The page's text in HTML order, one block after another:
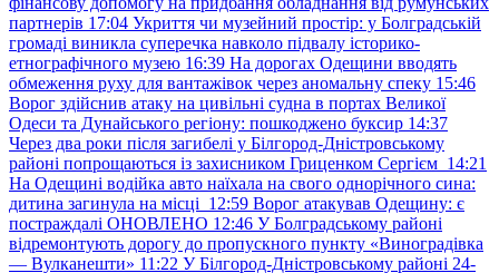
партнерів 17:04 Укриття чи музейний простір: у Болградській
громаді виникла суперечка навколо підвалу історико-
етнографічного музею 16:39 На дорогах Одещини вводять
обмеження руху для вантажівок через аномальну спеку 15:46
Ворог здійснив атаку на цивільні судна в портах Великої
Одеси та Дунайського регіону: пошкоджено буксир 14:37
Через два роки після загибелі у Білгород-Дністровському
районі попрощаються із захисником Гриценком Сергієм 14:21
На Одещині водійка авто наїхала на свого однорічного сина:
дитина загинула на місці 12:59 Ворог атакував Одещину: є
постраждалі ОНОВЛЕНО 12:46 У Болградському районі
відремонтують дорогу до пропускного пункту «Виноградівка
— Вулканешти» 11:22 У Білгород-Дністровському районі 24-